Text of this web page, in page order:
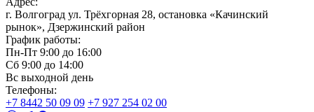
г. Волгоград ул. Трёхгорная 28, остановка «Качинский
рынок», Дзержинский район
График работы:
Пн-Пт 9:00 до 16:00
Сб 9:00 до 14:00
Вс выходной день
Телефоны:
+7 8442 50 09 09 +7 927 254 02 00